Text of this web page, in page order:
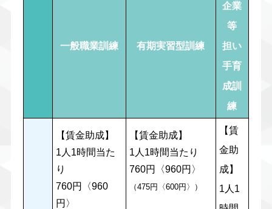
一般職業訓練 有期実習型訓練
企業
等
担い
手育
成訓
練
【賃金助成】
1人1時間当た
り
760円〈960
円〉
【賃金助成】
1人1時間当たり
760円〈960円〉
（475円〈600円〉）
【賃
金助
成】
1人1